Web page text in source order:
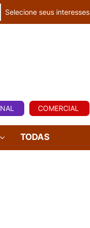
Selecione seus interesses
COMERCIAL
TODAS